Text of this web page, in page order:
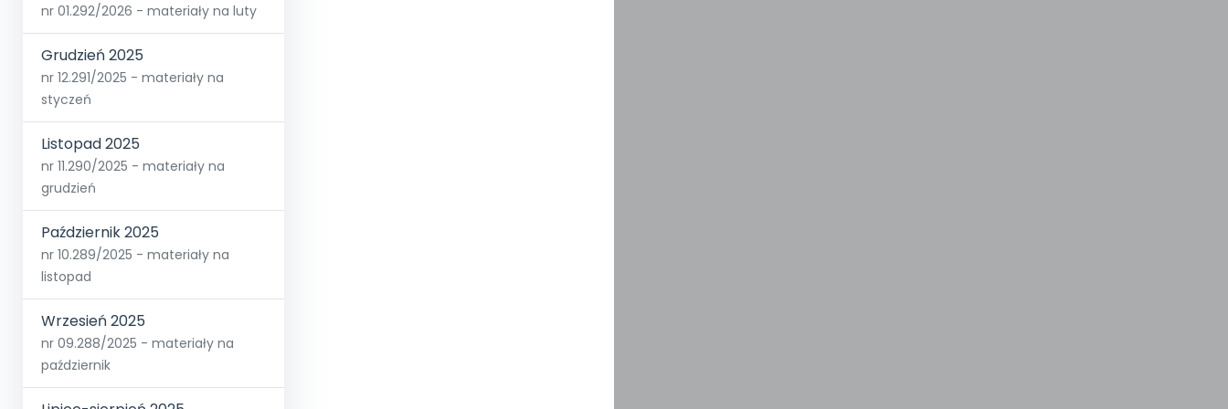
nr 01.292/2026 - materiały na luty
Grudzień 2025
nr 12.291/2025 - materiały na
styczeń
Listopad 2025
nr 11.290/2025 - materiały na
grudzień
Październik 2025
nr 10.289/2025 - materiały na
listopad
Wrzesień 2025
nr 09.288/2025 - materiały na
październik